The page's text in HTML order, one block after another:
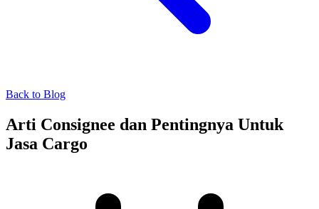
Back to Blog
Arti Consignee dan Pentingnya Untuk
Jasa Cargo